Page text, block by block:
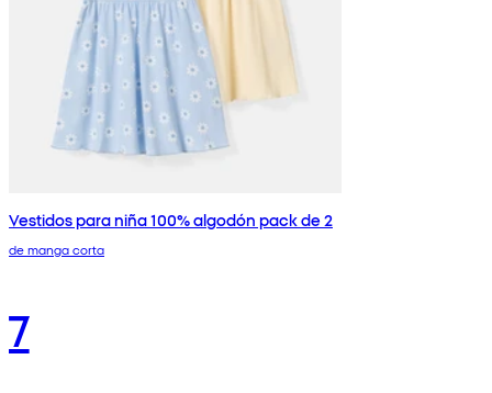
Vestidos para niña 100% algodón pack de 2
de manga corta
7